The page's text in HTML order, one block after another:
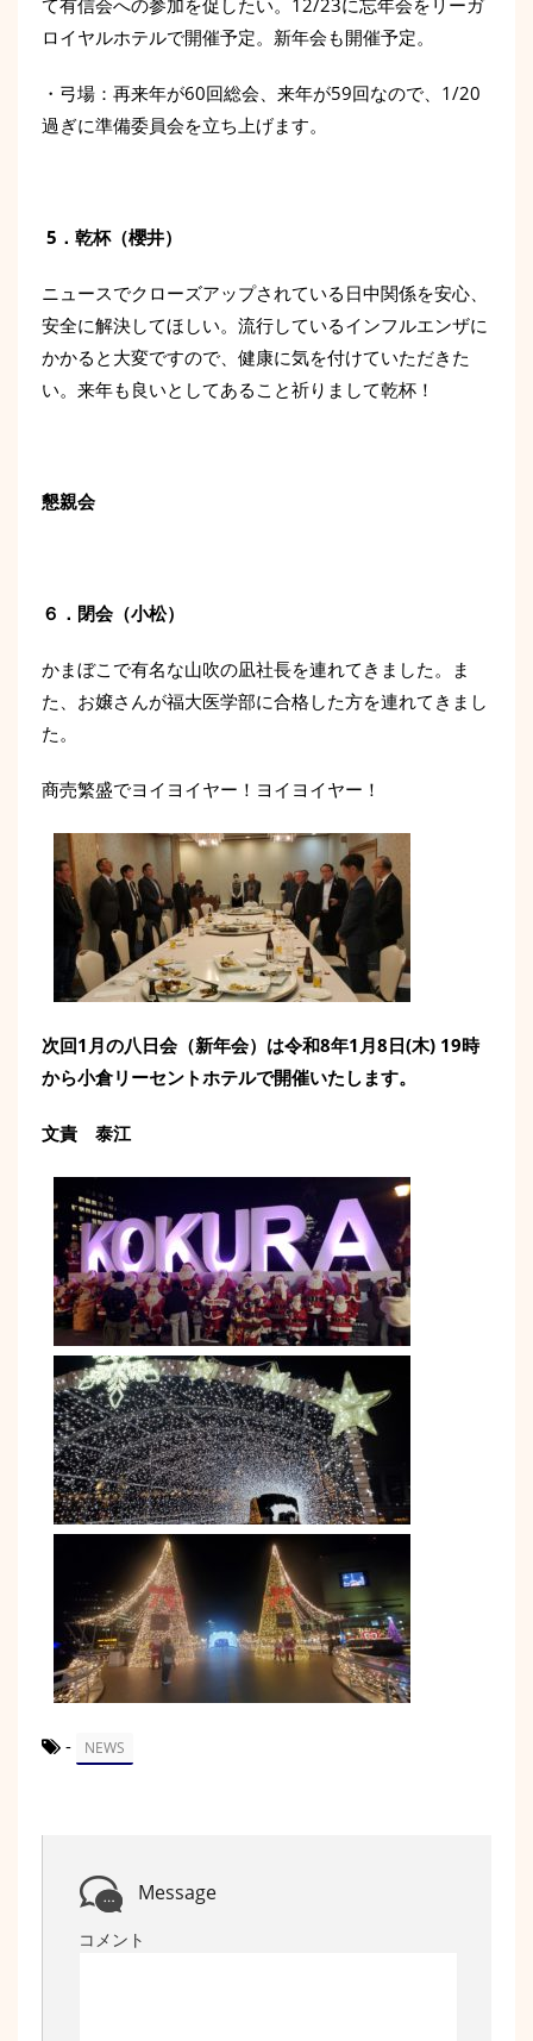
て有信会への参加を促したい。12/23に忘年会をリーガ
ロイヤルホテルで開催予定。新年会も開催予定。
・弓場：再来年が60回総会、来年が59回なので、1/20
過ぎに準備委員会を立ち上げます。
5．乾杯（櫻井）
ニュースでクローズアップされている日中関係を安心、
安全に解決してほしい。流行しているインフルエンザに
かかると大変ですので、健康に気を付けていただきた
い。来年も良いとしてあること祈りまして乾杯！
懇親会
６． 閉会（小松）
かまぼこで有名な山吹の凪社長を連れてきました。ま
た、お嬢さんが福大医学部に合格した方を連れてきまし
た。
商売繁盛でヨイヨイヤー！ヨイヨイヤー！
次回1月の八日会（新年会）は令和8年1月8日(木) 19時
から小倉リーセントホテルで開催いたします。
文責 泰江
- NEWS
Message
コメント